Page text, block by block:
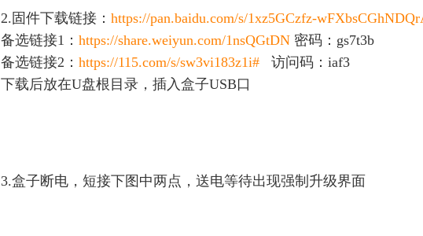
2.固件下载链接： https://pan.baidu.com/s/1xz5GCzfz-
备选链接1： https://share.weiyun.com/1nsQGtDN密码：gs7t3b
备选链接2： https://115.com/s/sw3vi183z1i#访问码：iaf3
下载后放在U盘根目录，插入盒子USB口
3.盒子断电，短接下图中两点，送电等待出现强制升级界面